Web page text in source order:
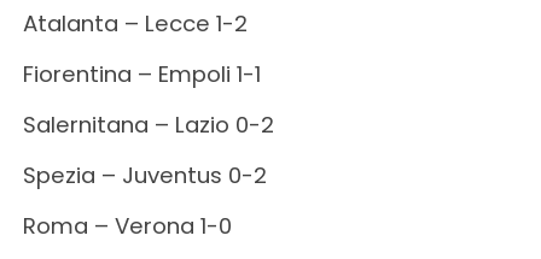
Atalanta – Lecce 1-2
Fiorentina – Empoli 1-1
Salernitana – Lazio 0-2
Spezia – Juventus 0-2
Roma – Verona 1-0